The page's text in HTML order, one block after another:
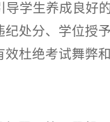
学生养成良好
处分、学位授
杜绝考试舞弊